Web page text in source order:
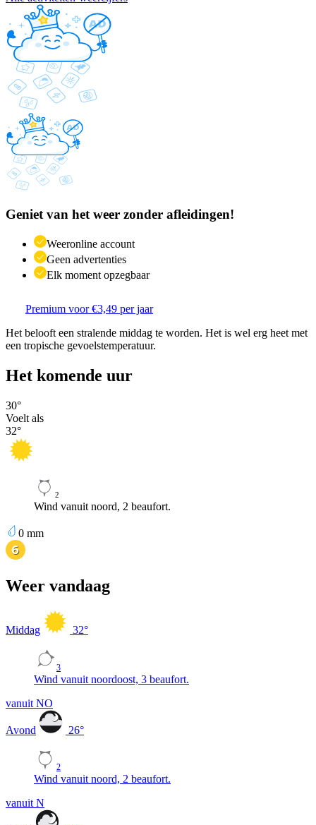
Geniet van het weer zonder afleidingen!
Weeronline account
Geen advertenties
Elk moment opzegbaar
Premium voor €3,49 per jaar
Het belooft een stralende middag te worden. Het is wel erg heet met
een tropische gevoelstemperatuur.
Het komende uur
30°
Voelt als
32°
2
Wind vanuit noord, 2 beaufort.
0 mm
Weer vandaag
Middag 32°
3
Wind vanuit noordoost, 3 beaufort.
vanuit NO
Avond 26°
2
Wind vanuit noord, 2 beaufort.
vanuit N